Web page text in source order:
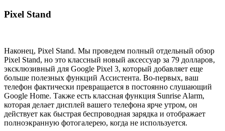
Pixel Stand
Наконец, Pixel Stand. Мы проведем полный отдельный обзор
Pixel Stand, но это классный новый аксессуар за 79 долларов,
эксклюзивный для Google Pixel 3, который добавляет еще
больше полезных функций Ассистента. Во-первых, ваш
телефон фактически превращается в постоянно слушающий
Google Home. Также есть классная функция Sunrise Alarm,
которая делает дисплей вашего телефона ярче утром, он
действует как быстрая беспроводная зарядка и отображает
полноэкранную фотогалерею, когда не используется.